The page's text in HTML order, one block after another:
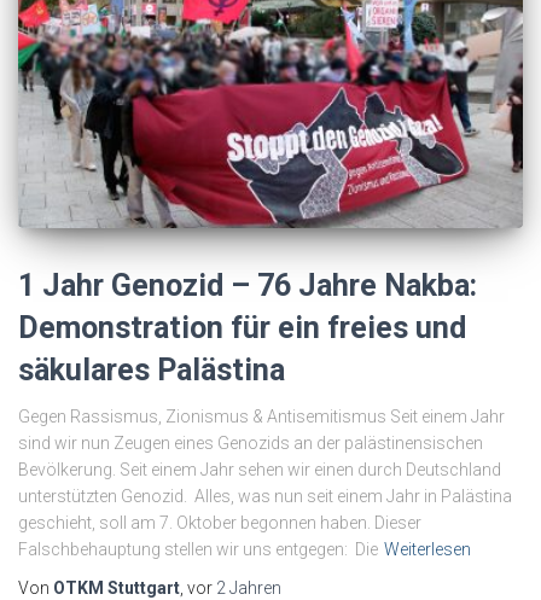
1 Jahr Genozid – 76 Jahre Nakba:
Demonstration für ein freies und
säkulares Palästina
Gegen Rassismus, Zionismus & Antisemitismus Seit einem Jahr
sind wir nun Zeugen eines Genozids an der palästinensischen
Bevölkerung. Seit einem Jahr sehen wir einen durch Deutschland
unterstützten Genozid. Alles, was nun seit einem Jahr in Palästina
geschieht, soll am 7. Oktober begonnen haben. Dieser
Falschbehauptung stellen wir uns entgegen: Die Weiterlesen
Von OTKM Stuttgart, vor 2 Jahren